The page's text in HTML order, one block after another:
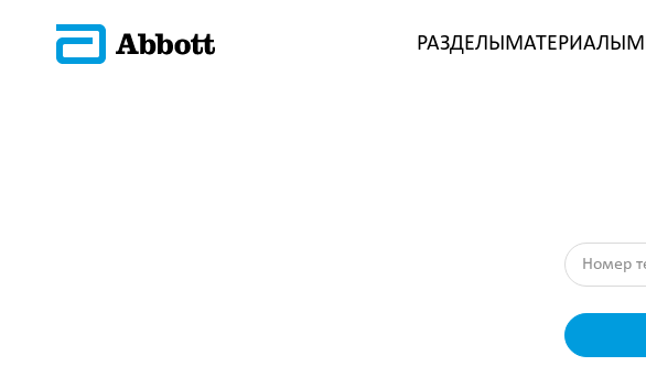
РАЗДЕЛЫ МАТЕРИАЛЫ